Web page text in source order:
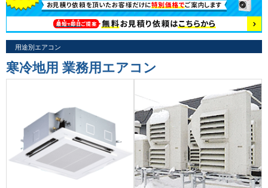
用途別エアコン
寒冷地用 業務用エアコン